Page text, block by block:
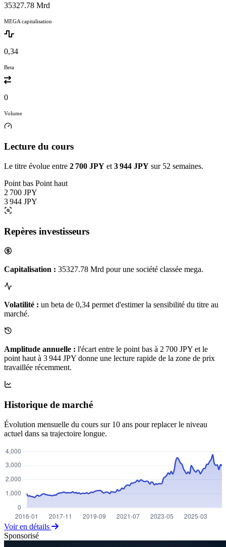
35327.78 Mrd
MEGA capitalisation
0,34
Beta
0
Volume
Lecture du cours
Le titre évolue entre 2 700 JPY et 3 944 JPY sur 52 semaines.
Point bas Point haut
2 700 JPY
3 944 JPY
Repères investisseurs
Capitalisation : 35327.78 Mrd pour une société classée mega.
Volatilité : un beta de 0,34 permet d'estimer la sensibilité du titre au
marché.
Amplitude annuelle : l'écart entre le point bas à 2 700 JPY et le
point haut à 3 944 JPY donne une lecture rapide de la zone de prix
travaillée récemment.
Historique de marché
Évolution mensuelle du cours sur 10 ans pour replacer le niveau
actuel dans sa trajectoire longue.
Voir en détails
Sponsorisé